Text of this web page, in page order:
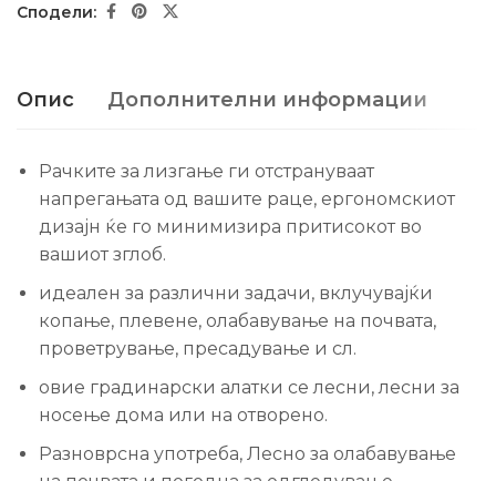
Опис Дополнителни информации
Рачките за лизгање ги отстрануваат
напрегањата од вашите раце, ергономскиот
дизајн ќе го минимизира притисокот во
вашиот зглоб.
идеален за различни задачи, вклучувајќи
копање, плевене, олабавување на почвата,
проветрување, пресадување и сл.
овие градинарски алатки се лесни, лесни за
носење дома или на отворено.
Разноврсна употреба, Лесно за олабавување